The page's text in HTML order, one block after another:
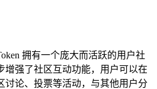
拥有一个庞大而活跃的用户社
增强了社区互动功能，用户可以在
讨论、投票等活动，与其他用户分